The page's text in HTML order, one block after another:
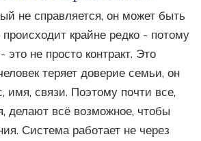
не справляется, он может быть
крайне редко - потому
не просто контракт. Это
теряет доверие семьи, он
имя, связи. Поэтому почти все,
делают всё возможное, чтобы
Система работает не через